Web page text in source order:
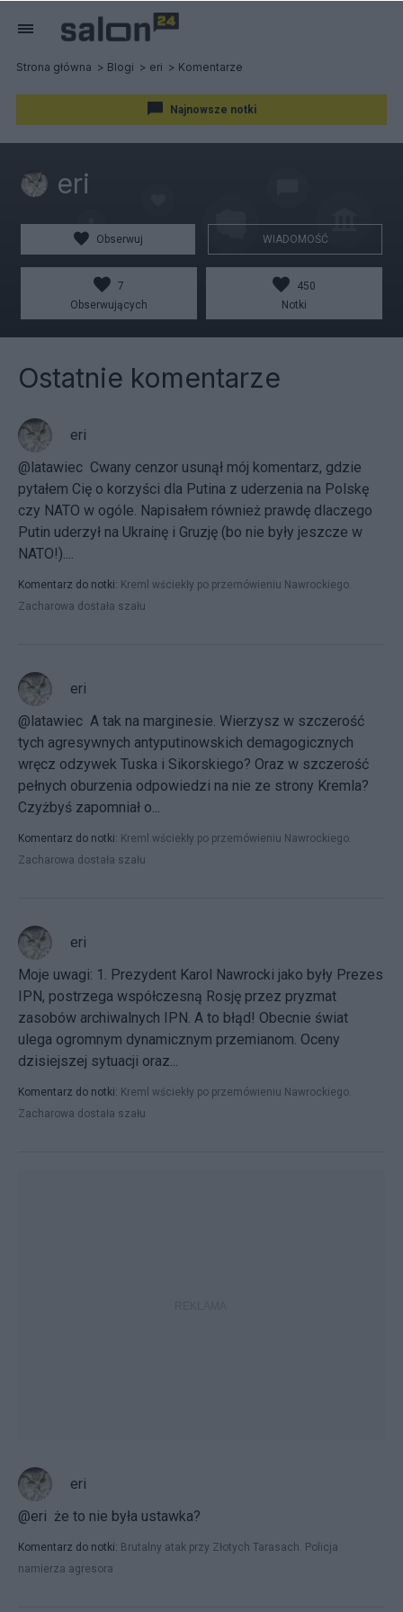
Strona główna Blogi eri Komentarze
Najnowsze notki
eri
Obserwuj WIADOMOŚĆ
7
Obserwujących
450
Notki
Ostatnie komentarze
eri
@latawiec Cwany cenzor usunął mój komentarz, gdzie
pytałem Cię o korzyści dla Putina z uderzenia na Polskę
czy NATO w ogóle. Napisałem również prawdę dlaczego
Putin uderzył na Ukrainę i Gruzję (bo nie były jeszcze w
NATO!)....
Komentarz do notki: Kreml wściekły po przemówieniu Nawrockiego.
Zacharowa dostała szału
eri
@latawiec A tak na marginesie. Wierzysz w szczerość
tych agresywnych antyputinowskich demagogicznych
wręcz odzywek Tuska i Sikorskiego? Oraz w szczerość
pełnych oburzenia odpowiedzi na nie ze strony Kremla?
Czyżbyś zapomniał o...
Komentarz do notki: Kreml wściekły po przemówieniu Nawrockiego.
Zacharowa dostała szału
eri
Moje uwagi: 1. Prezydent Karol Nawrocki jako były Prezes
IPN, postrzega współczesną Rosję przez pryzmat
zasobów archiwalnych IPN. A to błąd! Obecnie świat
ulega ogromnym dynamicznym przemianom. Oceny
dzisiejszej sytuacji oraz...
Komentarz do notki: Kreml wściekły po przemówieniu Nawrockiego.
Zacharowa dostała szału
eri
@eri że to nie była ustawka?
Komentarz do notki: Brutalny atak przy Złotych Tarasach. Policja
namierza agresora